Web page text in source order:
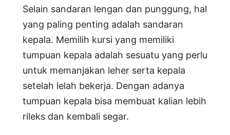
Selain sandaran lengan dan punggung, hal
yang paling penting adalah sandaran
kepala. Memilih kursi yang memiliki
tumpuan kepala adalah sesuatu yang perlu
untuk memanjakan leher serta kepala
setelah lelah bekerja. Dengan adanya
tumpuan kepala bisa membuat kalian lebih
rileks dan kembali segar.